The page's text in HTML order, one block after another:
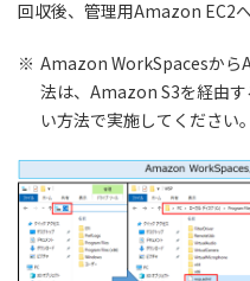
回収後、管理用Amazon EC2へ
※ Amazon WorkSpacesから
法は、Amazon S3を経由
い方法で実施してください。